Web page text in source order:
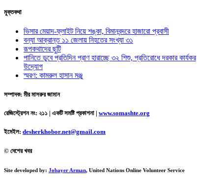
মুক্তকথা
ভিসার মেয়াদ-ফ্লাইট নিয়ে শঙ্কা, বিমানবন্দরে হাজারো প্রবাসী
বন্যা আক্রান্ত ১১ জেলায় নিহতের সংখ্যা ৩১
রূপকথাদের ছুটি
পানিতে ডুবে প্রতিদিন প্রাণ হারাচ্ছে ৩২ শিশু, প্রতিরোধে দরকার কার্যকর
উদ্যোগ
স্মরণ: কামরুল হাসান মঞ্জু
সম্পাদক: মীর মাসরুর জামান
রেজিস্ট্রেশন নং: ২১১ | একটি সমষ্টি প্রকাশনা | www.somashte.org
ইমেইল: desherkhobor.net@gmail.com
© দেশের খবর
Site developed by: Jobayer Arman, United Nations Online Volunteer Service